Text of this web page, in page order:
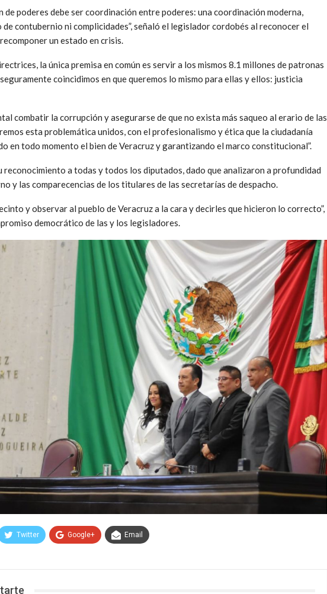
de poderes debe ser coordinación entre poderes: una coordinación moderna,
contubernio ni complicidades”, señaló el legislador cordobés al reconocer el
un estado en crisis.
la única premisa en común es servir a los mismos 8.1 millones de patronas
coincidimos en que queremos lo mismo para ellas y ellos: justicia
combatir la corrupción y asegurarse de que no exista más saqueo al erario de las
esta problemática unidos, con el profesionalismo y ética que la ciudadanía
en todo momento el bien de Veracruz y garantizando el marco constitucional”.
reconocimiento a todas y todos los diputados, dado que analizaron a profundidad
y las comparecencias de los titulares de las secretarías de despacho.
y observar al pueblo de Veracruz a la cara y decirles que hicieron lo correcto”,
democrático de las y los legisladores.
Twitter Google+ Email